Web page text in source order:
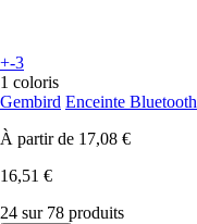
+-3
1 coloris
Gembird Enceinte Bluetooth
À partir de 17,08 €
16,51 €
24 sur 78 produits